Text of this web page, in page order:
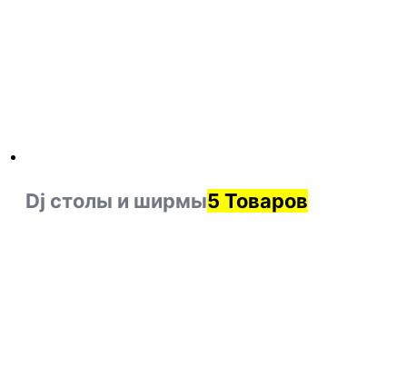
Dj столы и ширмы5 Товаров